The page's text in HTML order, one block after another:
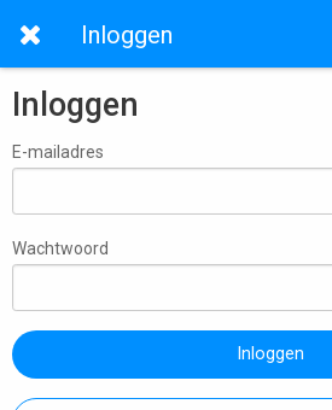
Inloggen
Inloggen
E-mailadres
Wachtwoord
Inloggen